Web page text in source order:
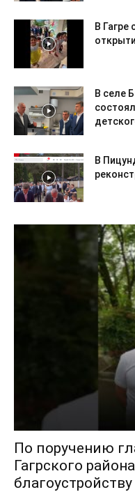
В Гагре
В селе
В
По поручению
Гагрского